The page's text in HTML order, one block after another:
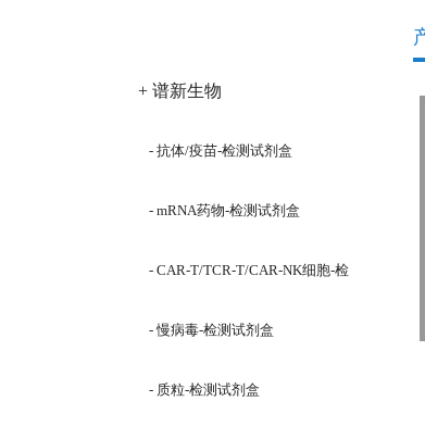
+ 谱新生物
- 抗体/疫苗-检测试剂盒
- mRNA药物-检测试剂盒
- CAR-T/TCR-T/CAR-NK细胞-检
测试剂盒
- 慢病毒-检测试剂盒
- 质粒-检测试剂盒